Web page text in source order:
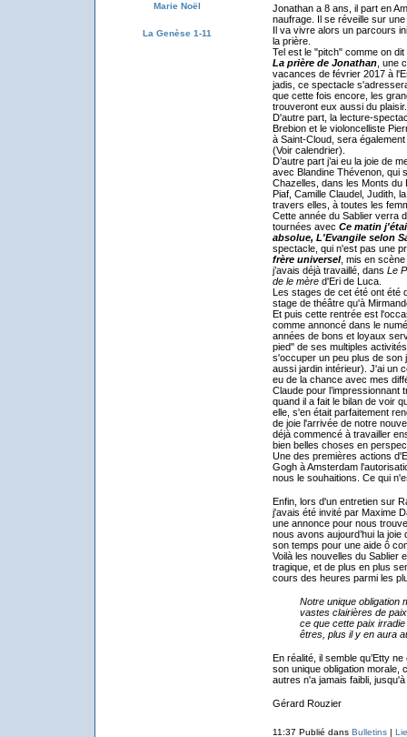
Marie Noël
La Genèse 1-11
Jonathan a 8 ans, il part en
naufrage. Il se réveille sur
Il va vivre alors un parcours
la prière.
Tel est le "pitch" comme on
La prière de Jonathan, une
vacances de février 2017 à
jadis, ce spectacle
que cette fois encore, les
trouveront eux aussi du plaisir.
D'autre part, la lecture-
Brebion et le violoncelliste
à Saint-Cloud, sera
(Voir calendrier).
D’autre part j’ai eu la joie de
avec Blandine Thévenon, qui
Chazelles, dans les Monts du
Piaf, Camille Claudel, Judith,
travers elles, à toutes les
Cette année du Sablier verra
tournées avec Ce matin
absolue, L'Evangile selon
spectacle, qui n'est pas une
frère universel, mis en
j’avais déjà travaillé, dans Le
de le mèred'Eri de Luca.
Les stages de cet été ont été
stage de théâtre qu'à
Et puis cette rentrée est
comme annoncé dans le
années de bons et loyaux
pied" de ses multiples
s'occuper un peu plus de son
aussi jardin intérieur). J'ai un
eu de la chance avec mes
Claude pour l’impressionnant
quand il a fait le bilan de voir
elle, s'en était parfaitement
de joie l'arrivée de notre
déjà commencé à travailler
bien belles choses en
Une des premières actions
Gogh à Amsterdam
nous le souhaitions. Ce qui
Enfin, lors d'un entretien sur
j'avais été invité par Maxime
une annonce pour nous
nous avons aujourd’hui la joie
son temps pour une aide ô
Voilà les nouvelles du Sablier
tragique, et de plus en plus
cours des heures parmi les
Notre unique obligation
vastes clairières de
ce que cette paix
êtres, plus il y en aura
En réalité, il semble qu’Etty
son unique obligation morale,
autres n'a jamais faibli,
Gérard Rouzier
11:37 Publié dans Bulletins|